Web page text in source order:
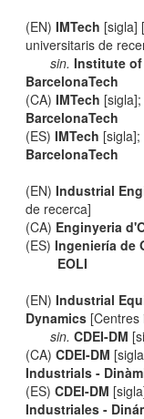
(EN)IMTech [sigla]
universitaris de
sin. Institute of
BarcelonaTech
(CA)IMTech
BarcelonaTech
(ES)IMTech [sigla];
BarcelonaTech
(EN)Industrial
de recerca]
(CA) Enginyeria
(ES)Ingeniería de
EOLI
(EN)Industrial
Dynamics [Centres
sin. CDEI-DM
(CA)CDEI-DM
Industrials -
(ES)CDEI-DM
Industriales -